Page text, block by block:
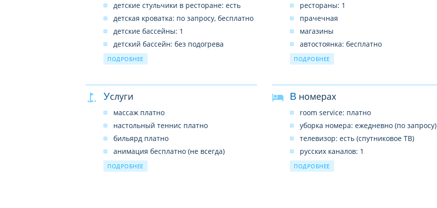
детские стульчики в ресторане: есть
детская кроватка: по запросу, бесплатно
детские бассейны: 1
детский бассейн: без подогрева
детский клуб (с 4 до 12 лет)
ПОДРОБНЕЕ
рестораны: 1
прачечная
магазины
автостоянка: бесплатно
бары: 1
врач по вызову (платно)
ПОДРОБНЕЕ
Услуги
массаж платно
настольный теннис платно
бильярд платно
анимация бесплатно (не всегда)
волейбол на пляже бесплатно
ПОДРОБНЕЕ
В номерах
room service: платно
уборка номера: ежедневно (по запросу)
телевизор: есть (спутниковое ТВ)
русских каналов: 1
телефон
ПОДРОБНЕЕ